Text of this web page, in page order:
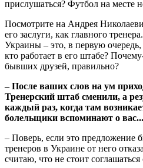
прислушаться? Футбол на месте
Посмотрите на Андрея
его заслуги, как главного
Украины – это, в первую
кто работает в его штабе?
бывших друзей, правильно?
– После ваших слов на ум
Тренерский штаб сменили, а
каждый раз, когда там
болельщики вспоминают о вас...
– Поверь, если это предложение
тренеров в Украине от него
считаю, что не стоит соглашаться